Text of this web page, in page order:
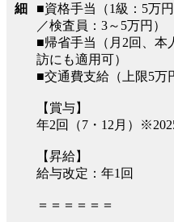
細
■資格手当（1級：5万
／検査員：3～5万円）
■帰省手当（月2回、本
訪にも適用可）
■交通費支給（上限5万
【賞与】
年2回（7・12月）
【昇給】
給与改定：年1回
＝＝＝＝＝＝